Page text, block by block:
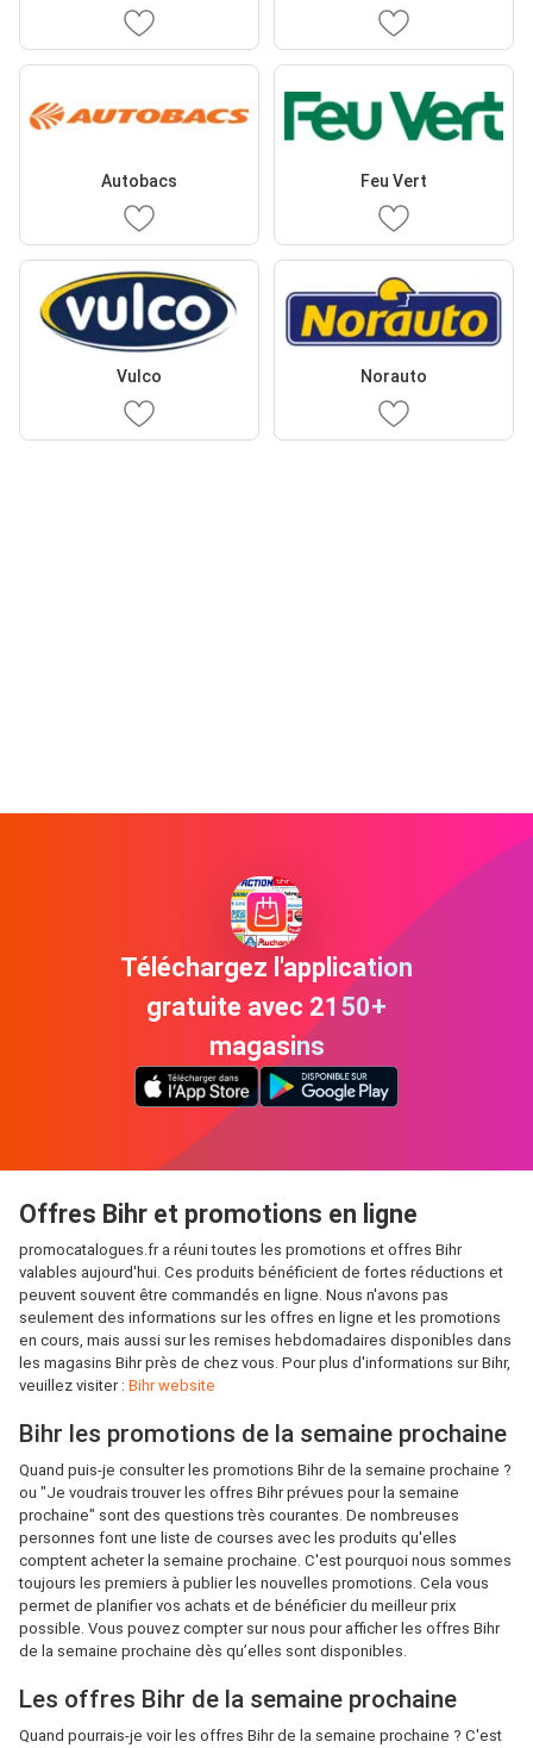
Autobacs Feu Vert
Vulco Norauto
Téléchargez l'application
gratuite avec 2150+
magasins
Offres Bihr et promotions en ligne
promocatalogues.fr a réuni toutes les promotions et offres Bihr
valables aujourd'hui. Ces produits bénéficient de fortes réductions et
peuvent souvent être commandés en ligne. Nous n'avons pas
seulement des informations sur les offres en ligne et les promotions
en cours, mais aussi sur les remises hebdomadaires disponibles dans
les magasins Bihr près de chez vous. Pour plus d'informations sur Bihr,
veuillez visiter : Bihr website
Bihr les promotions de la semaine prochaine
Quand puis-je consulter les promotions Bihr de la semaine prochaine ?
ou "Je voudrais trouver les offres Bihr prévues pour la semaine
prochaine" sont des questions très courantes. De nombreuses
personnes font une liste de courses avec les produits qu'elles
comptent acheter la semaine prochaine. C'est pourquoi nous sommes
toujours les premiers à publier les nouvelles promotions. Cela vous
permet de planifier vos achats et de bénéficier du meilleur prix
possible. Vous pouvez compter sur nous pour afficher les offres Bihr
de la semaine prochaine dès qu’elles sont disponibles.
Les offres Bihr de la semaine prochaine
Quand pourrais-je voir les offres Bihr de la semaine prochaine ? C'est